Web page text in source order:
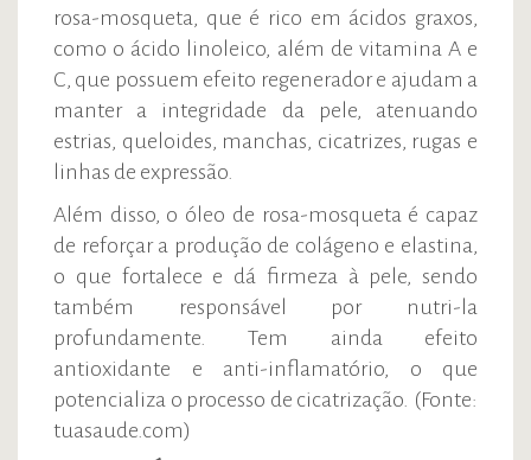
rosa-mosqueta, que é rico em ácidos graxos,
como o ácido linoleico, além de vitamina A e
C, que possuem efeito regenerador e ajudam a
manter a integridade da pele, atenuando
estrias, queloides, manchas, cicatrizes, rugas e
linhas de expressão.
Além disso, o óleo de rosa-mosqueta é capaz
de reforçar a produção de colágeno e elastina,
o que fortalece e dá firmeza à pele, sendo
também responsável por nutri-la
profundamente. Tem ainda efeito
antioxidante e anti-inflamatório, o que
potencializa o processo de cicatrização. (Fonte:
tuasaude.com)